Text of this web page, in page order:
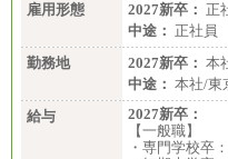
雇用形態
2027新卒： 正
中途： 正社員
勤務地
2027新卒： 本
中途： 本社/東
給与
2027新卒：
【一般職】
・専門学校卒